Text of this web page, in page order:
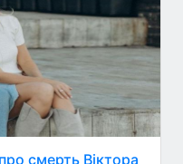
смерть Віктора